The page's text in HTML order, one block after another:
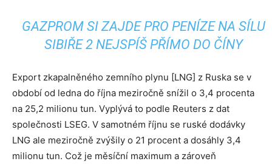
GAZPROM SI ZAJDE PRO PENÍZE NA SÍLU
SIBIŘE 2 NEJSPÍŠ PŘÍMO DO ČÍNY
Export zkapalněného zemního plynu [LNG] z Ruska se v
období od ledna do října meziročně snížil o 3,4 procenta
na 25,2 milionu tun. Vyplývá to podle Reuters z dat
společnosti LSEG. V samotném říjnu se ruské dodávky
LNG ale meziročně zvýšily o 21 procent a dosáhly 3,4
milionu tun. Což je měsíční maximum a zároveň